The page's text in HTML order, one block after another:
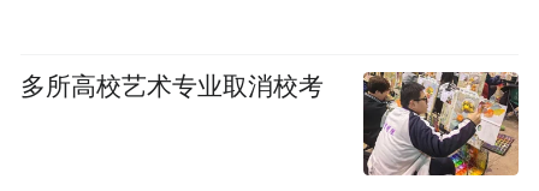
多所高校艺术专业取消校考